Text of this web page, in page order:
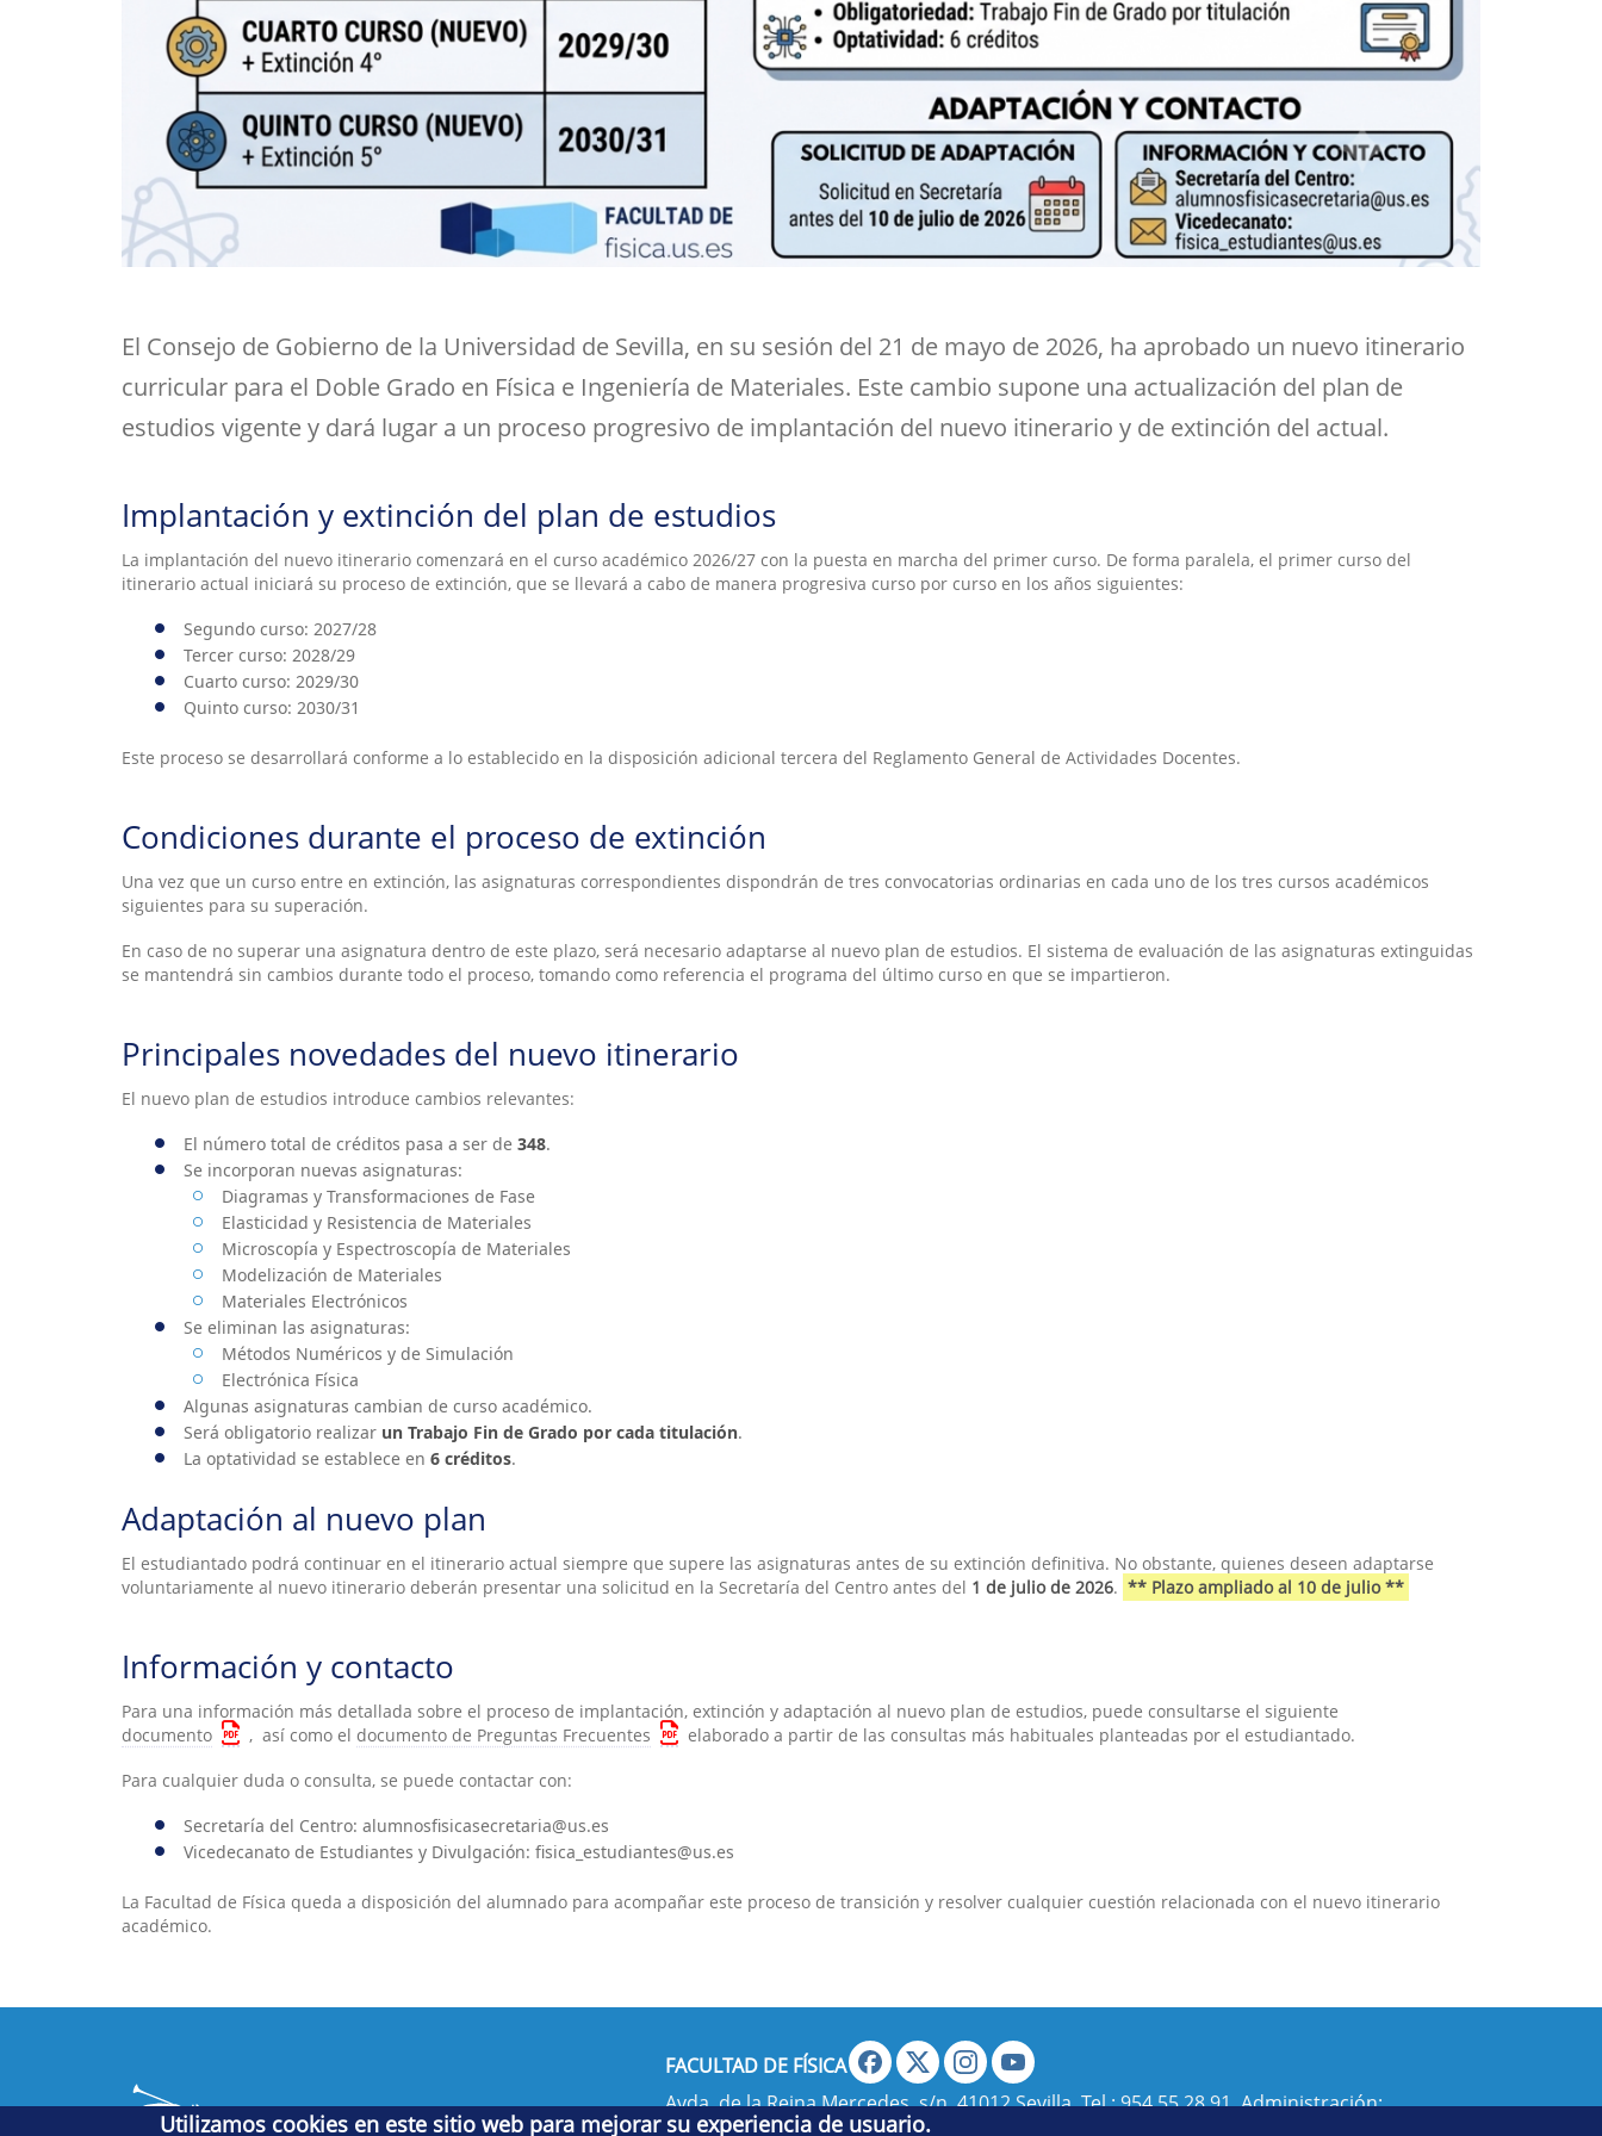
El Consejo de Gobierno de la Universidad de Sevilla, en su sesión del 21 de mayo de 2026, ha aprobado un nuevo itinerario
curricular para el Doble Grado en Física e Ingeniería de Materiales. Este cambio supone una actualización del plan de
estudios vigente y dará lugar a un proceso progresivo de implantación del nuevo itinerario y de extinción del actual.
Implantación y extinción del plan de estudios
La implantación del nuevo itinerario comenzará en el curso académico 2026/27 con la puesta en marcha del primer curso. De forma paralela, el primer curso del
itinerario actual iniciará su proceso de extinción, que se llevará a cabo de manera progresiva curso por curso en los años siguientes:
Segundo curso: 2027/28
Tercer curso: 2028/29
Cuarto curso: 2029/30
Quinto curso: 2030/31
Este proceso se desarrollará conforme a lo establecido en la disposición adicional tercera del Reglamento General de Actividades Docentes.
Condiciones durante el proceso de extinción
Una vez que un curso entre en extinción, las asignaturas correspondientes dispondrán de tres convocatorias ordinarias en cada uno de los tres cursos académicos
siguientes para su superación.
En caso de no superar una asignatura dentro de este plazo, será necesario adaptarse al nuevo plan de estudios. El sistema de evaluación de las asignaturas extinguidas
se mantendrá sin cambios durante todo el proceso, tomando como referencia el programa del último curso en que se impartieron.
Principales novedades del nuevo itinerario
El nuevo plan de estudios introduce cambios relevantes:
El número total de créditos pasa a ser de 348.
Se incorporan nuevas asignaturas:
Diagramas y Transformaciones de Fase
Elasticidad y Resistencia de Materiales
Microscopía y Espectroscopía de Materiales
Modelización de Materiales
Materiales Electrónicos
Se eliminan las asignaturas:
Métodos Numéricos y de Simulación
Electrónica Física
Algunas asignaturas cambian de curso académico.
Será obligatorio realizar un Trabajo Fin de Grado por cada titulación.
La optatividad se establece en 6 créditos.
Adaptación al nuevo plan
El estudiantado podrá continuar en el itinerario actual siempre que supere las asignaturas antes de su extinción definitiva. No obstante, quienes deseen adaptarse
voluntariamente al nuevo itinerario deberán presentar una solicitud en la Secretaría del Centro antes del 1 de julio de 2026. ** Plazo ampliado al 10 de julio **
Información y contacto
Para una información más detallada sobre el proceso de implantación, extinción y adaptación al nuevo plan de estudios, puede consultarse el siguiente
documento
, así como el documento de Preguntas Frecuentes
elaborado a partir de las consultas más habituales planteadas por el estudiantado.
Para cualquier duda o consulta, se puede contactar con:
Secretaría del Centro: alumnosfisicasecretaria@us.es
Vicedecanato de Estudiantes y Divulgación: fisica_estudiantes@us.es
La Facultad de Física queda a disposición del alumnado para acompañar este proceso de transición y resolver cualquier cuestión relacionada con el nuevo itinerario
académico.
FACULTAD DE FÍSICA
Avda. de la Reina Mercedes, s/n. 41012 Sevilla. Tel.:954 55 28 91. Administración:
administradorfisica@us.es- Secretaría:
Utilizamos cookies en este sitio web para mejorar su experiencia de usuario.